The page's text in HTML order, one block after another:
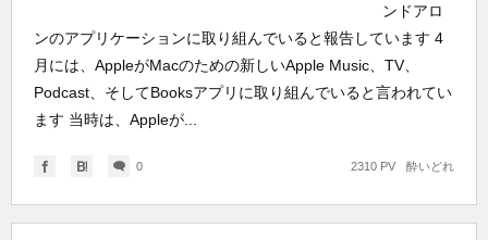
ンドアロ
ンのアプリケーションに取り組んでいると報告しています 4
月には、AppleがMacのための新しいApple Music、TV、
Podcast、そしてBooksアプリに取り組んでいると言われてい
ます 当時は、Appleが...
0 酔いどれ
2310 PV